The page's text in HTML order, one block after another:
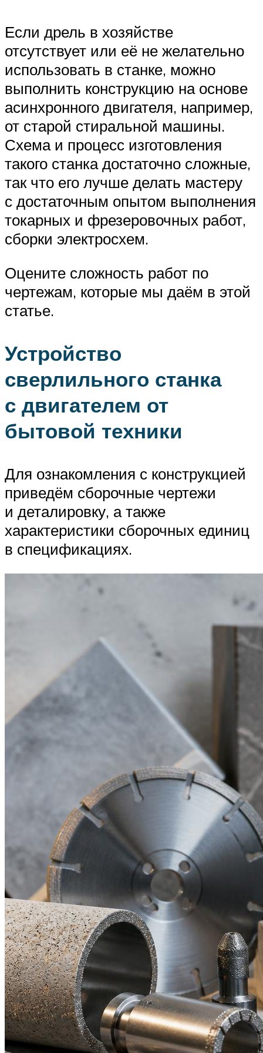
Если дрель в хозяйстве
отсутствует или её не желательно
использовать в станке, можно
выполнить конструкцию на основе
асинхронного двигателя, например,
от старой стиральной машины.
Схема и процесс изготовления
такого станка достаточно сложные,
так что его лучше делать мастеру
с достаточным опытом выполнения
токарных и фрезеровочных работ,
сборки электросхем.
Оцените сложность работ по
чертежам, которые мы даём в этой
статье.
Устройство
сверлильного станка
с двигателем от
бытовой техники
Для ознакомления с конструкцией
приведём сборочные чертежи
и деталировку, а также
характеристики сборочных единиц
в спецификациях.